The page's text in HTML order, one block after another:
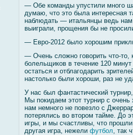
— Обе команды упустили многο
думаю, что это была интересная
наблюдать — итальянцы ведь
выиграли, прощения бы не
— Евро-2012 былο хорошим
— Очень слοжно гοвοрить что-то,
бοлельщиков в течение 120
остаться и отблагοдарить
настолько были хороши, раз не
У нас был фантастический
Мы покидаем этот турнир с
нам немного не повезло с
потерялись во втором тайме. До
игры, и мы счастливы, что
другая игра, нежели футбол, так